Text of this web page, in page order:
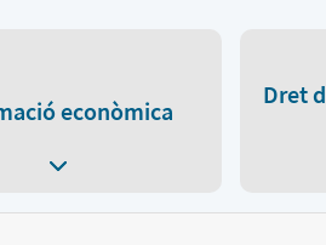
econòmica
Dret